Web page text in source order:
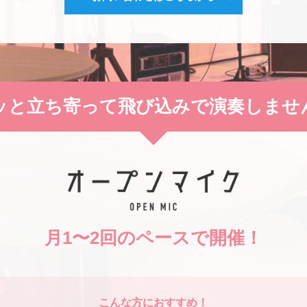
と立ち寄って飛び込みで演奏しませ
月1〜2回のペースで開催！
こんな方におすすめ！